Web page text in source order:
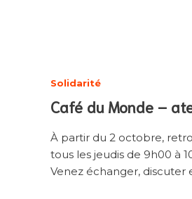
Solidarité
Café du Monde –
À partir du 2 octobre,
tous les jeudis de 9h00 à
Venez échanger, discuter